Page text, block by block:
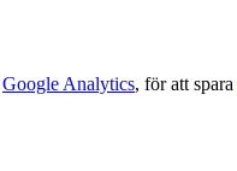
Google Analytics, för att spara